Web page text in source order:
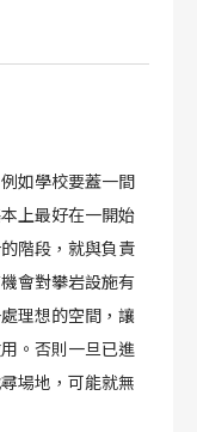
如學校要蓋一間
上最好在一開始
階段，就與負責
會對攀岩設施有
理想的空間，讓
。否則一旦已進
場地，可能就無